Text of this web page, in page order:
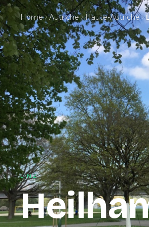
Home Autriche Haute-Autriche
LINZ